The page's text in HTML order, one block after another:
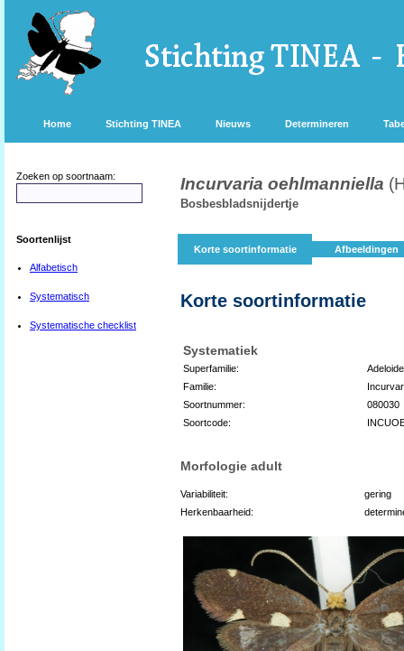
Home Stichting TINEA Nieuws Determineren
Zoeken op soortnaam:
Soortenlijst
Alfabetisch
Systematisch
Systematische checklist
Incurvaria oehlmanniella
Bosbesbladsnijdertje
Korte soortinformatie Afbeeldingen
Korte soortinformatie
Systematiek
Superfamilie:
Familie:
Soortnummer:
080030
Soortcode:
Morfologie adult
Variabiliteit:
gering
Herkenbaarheid: